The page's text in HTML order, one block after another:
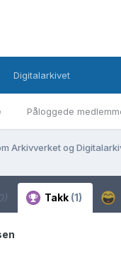
Påloggede
Digitalarkivet
Arkivverket og
Takk (1)